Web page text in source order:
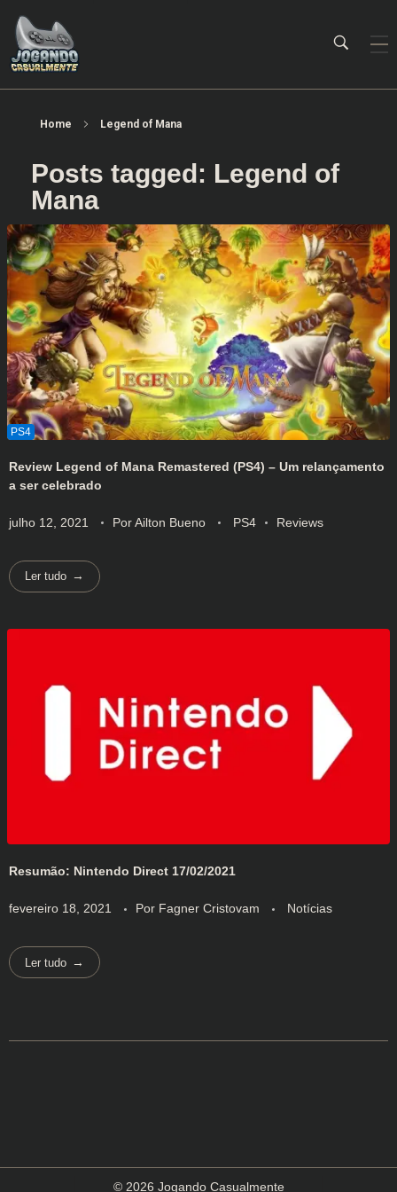
Home Legend of Mana
Posts tagged: Legend of
Mana
Review Legend of Mana Remastered (PS4) – Um relançamento
a ser celebrado
julho 12, 2021 PorAilton Bueno PS4 Reviews
Ler tudo
Resumão: Nintendo Direct 17/02/2021
fevereiro 18, 2021 Por Fagner Cristovam Notícias
Ler tudo
© 2026 Jogando Casualmente